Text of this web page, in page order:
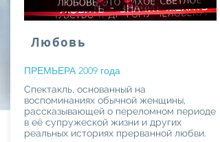
Любовь
ПРЕМЬЕРА 2009 года
Спектакль, основанный на
воспоминаниях обычной женщины,
рассказывающей о переломном периоде
в её супружеской жизни и других
реальных историях прерванной любви.